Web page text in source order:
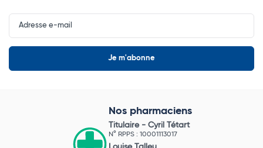
Input
Newsletter
Nos pharmaciens
Titulaire - Cyril Tétart
N° RPPS : 10001113017